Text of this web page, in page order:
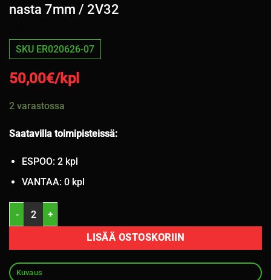
nasta 7mm / 2V32
SKU ER020626-07
50,00€/kpl
2 varastossa
Saatavilla toimipisteissä:
ESPOO: 2 kpl
VANTAA: 0 kpl
185/65R15 Kapsen Ice Max RW506 92T nasta 7mm / 2V32 määrä
LISÄÄ OSTOSKORIIN
Kuvaus